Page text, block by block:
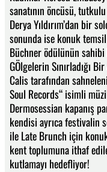
sanatının öncüsü,
Derya Yıldırım’dan bir
sonunda ise konuk
Büchner ödülünün sahibi
GÖlgelerin Sınırladığı
Calis tarafından
Soul Records“ isimli
Dermosessian kapanış
kendisi ayrıca festivalin
ile Late Brunch için
kent toplumuna ithaf
kutlamayı hedefliyor!